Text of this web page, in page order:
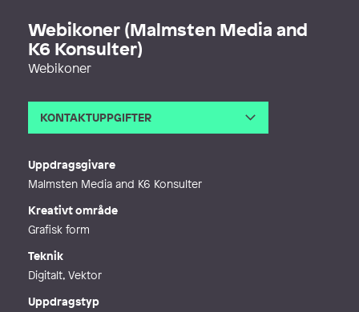
Webikoner (Malmsten Media and
K6 Konsulter)
Webikoner
KONTAKTUPPGIFTER
Webb http://mwlavebratt.se
Uppdragsgivare
Malmsten Media and K6 Konsulter
Kreativt område
Grafisk form
Teknik
Digitalt, Vektor
Uppdragstyp